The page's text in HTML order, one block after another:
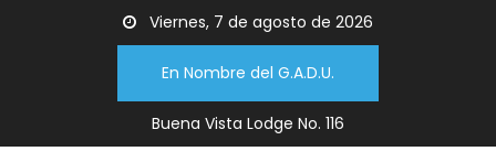
Viernes, 7 de agosto de 2026
En Nombre del G.A.D.U.
Buena Vista Lodge No. 116